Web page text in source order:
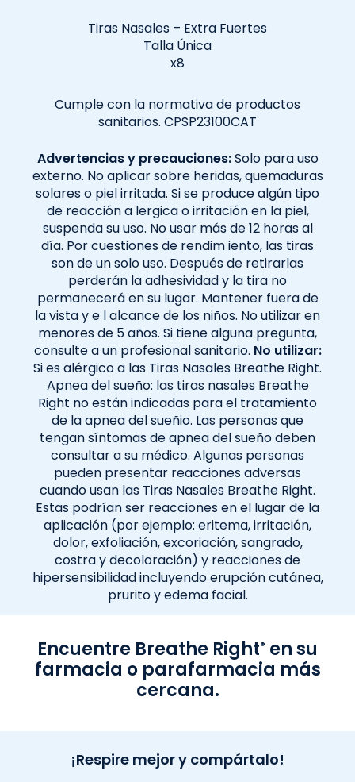
Tiras Nasales – Extra Fuertes
Talla Única
x8
Cumple con la normativa de productos
sanitarios. CPSP23100CAT
Advertencias y precauciones:Solo para uso
externo. No aplicar sobre heridas, quemaduras
solares o piel irritada. Si se produce algún tipo
de reacción a lergica o irritación en la piel,
suspenda su uso. No usar más de 12 horas al
día. Por cuestiones de rendim iento, las tiras
son de un solo uso. Después de retirarlas
perderán la adhesividad y la tira no
permanecerá en su lugar. Mantener fuera de
la vista y e l alcance de los niños. No utilizar en
menores de 5 años. Si tiene alguna pregunta,
consulte a un profesional sanitario. No utilizar:
Si es alérgico a las Tiras Nasales Breathe Right.
Apnea del sueño: las tiras nasales Breathe
Right no están indicadas para el tratamiento
de la apnea del sueñio. Las personas que
tengan síntomas de apnea del sueño deben
consultar a su médico. Algunas personas
pueden presentar reacciones adversas
cuando usan las Tiras Nasales Breathe Right.
Estas podrían ser reacciones en el lugar de la
aplicación (por ejemplo: eritema, irritación,
dolor, exfoliación, excoriación, sangrado,
costra y decoloración) y reacciones de
hipersensibilidad incluyendo erupción cutánea,
prurito y edema facial.
Encuentre Breathe Right® en su
farmacia o parafarmacia más
cercana.
¡Respire mejor y compártalo!